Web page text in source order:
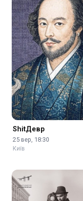
ShitДевр
25 вер, 18:30
Київ